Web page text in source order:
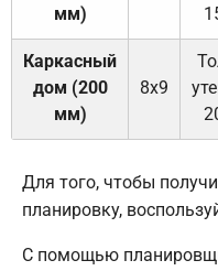
мм)
Каркасный
дом (200
мм)
8х9
Для того, чтобы
планировку,
С помощью